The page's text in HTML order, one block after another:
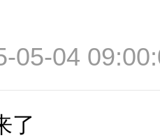
05-04
了